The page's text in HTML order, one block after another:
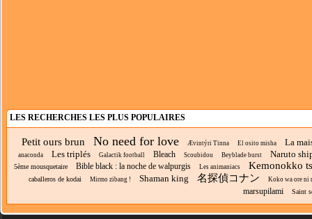
LES RECHERCHES LES PLUS POPULAIRES
Petit ours brun No need for love Ævintýri Tinna El osito misha La
anaconda Les triplés Galactik football Bleach Scoubidou Beyblade burst Naruto
5ème mousquetaire Bible black : la noche de walpurgis Les animaniacs Kemonokko
caballeros de kodai Mirmo zibang ! Shaman king 名探偵コナン Koko wa ore ni
marsupilami Saint